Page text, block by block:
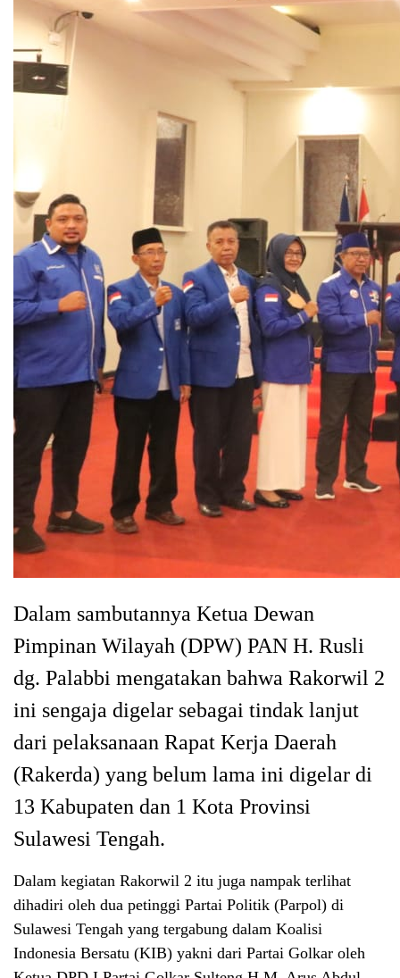
Dalam sambutannya Ketua Dewan
Pimpinan Wilayah (DPW) PAN H. Rusli
dg. Palabbi mengatakan bahwa Rakorwil 2
ini sengaja digelar sebagai tindak lanjut
dari pelaksanaan Rapat Kerja Daerah
(Rakerda) yang belum lama ini digelar di
13 Kabupaten dan 1 Kota Provinsi
Sulawesi Tengah.
Dalam kegiatan Rakorwil 2 itu juga nampak terlihat
dihadiri oleh dua petinggi Partai Politik (Parpol) di
Sulawesi Tengah yang tergabung dalam Koalisi
Indonesia Bersatu (KIB) yakni dari Partai Golkar oleh